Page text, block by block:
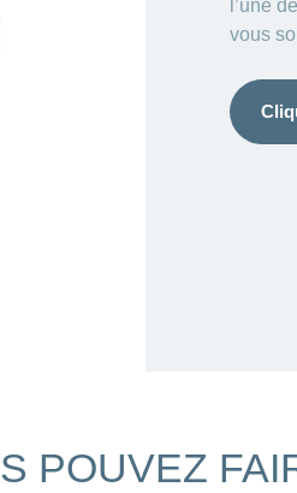
l’une
vous
POUVEZ